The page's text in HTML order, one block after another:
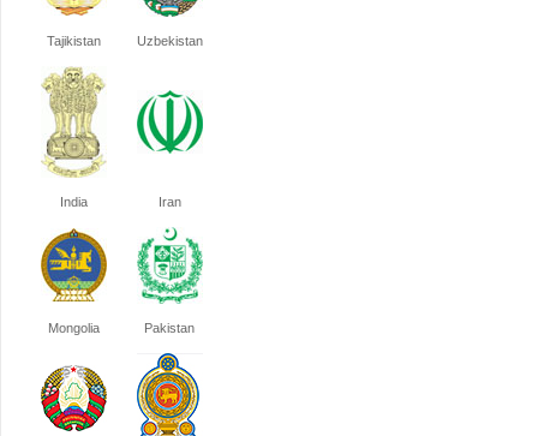
Tajikistan Uzbekistan
India Iran
Mongolia Pakistan